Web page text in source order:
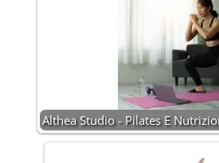
Althea Studio - Pilates E